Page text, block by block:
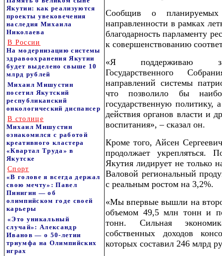
Якутии: как реализуются
проекты увековечения
наследия Михаила
Николаева
В России
На модернизацию системы
здравоохранения Якутии
будет выделено свыше 10
млрд рублей
Михаил Мишустин
посетил Якутский
республиканский
онкологический диспансер
В столице
Михаил Мишустин
ознакомился с работой
креативного кластера
«Квартал Труда» в
Якутске
Спорт
«В голове я всегда держал
свою мечту»: Павел
Пинигин — об
олимпийском годе своей
карьеры
«Это уникальный
случай»: Александр
Иванов — о 50-летии
триумфа на Олимпийских
играх
Сообщив о планируемых
направленности в рамках
благодарность парламенту
к совершенствованию
«Я поддерживаю
Государственного
направлений системы
что позволило бы
государственную политику,
действия органов власти и
воспитания», – сказал он.
Кроме того, Айсен
продолжает укрепляться.
Якутия лидирует не только
Валовой региональный
с реальным ростом на 3,2%.
«Мы впервые вышли на
объемом 49,5 млн тонн и
тонн. Сильная
собственных доходов
которых составил 246 млрд